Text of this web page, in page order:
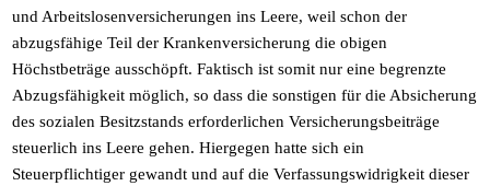
und Arbeitslosenversicherungen ins Leere, weil schon der
abzugsfähige Teil der Krankenversicherung die obigen
Höchstbeträge ausschöpft. Faktisch ist somit nur eine begrenzte
Abzugsfähigkeit möglich, so dass die sonstigen für die Absicherung
des sozialen Besitzstands erforderlichen Versicherungsbeiträge
steuerlich ins Leere gehen. Hiergegen hatte sich ein
Steuerpflichtiger gewandt und auf die Verfassungswidrigkeit dieser